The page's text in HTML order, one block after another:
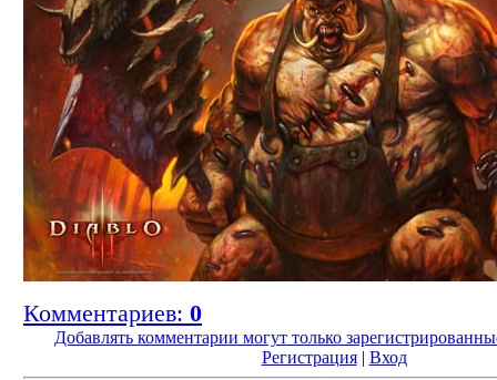
Комментариев: 0
Добавлять комментарии могут только
Регистрация| Вход